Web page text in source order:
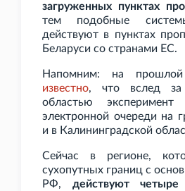
загруженных пунктах
тем подобные
действуют в пунктах
Беларуси со странами ЕС.
Напомним: на
известно, что вслед за
областью
электронной очереди на
и в Калининградской
Сейчас в регионе,
сухопутных границ с
РФ, действуют четыре